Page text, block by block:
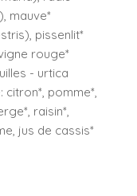
mauve*
pissenlit*
rouge*
- urtica
citron*, pomme*,
raisin*,
jus de cassis*